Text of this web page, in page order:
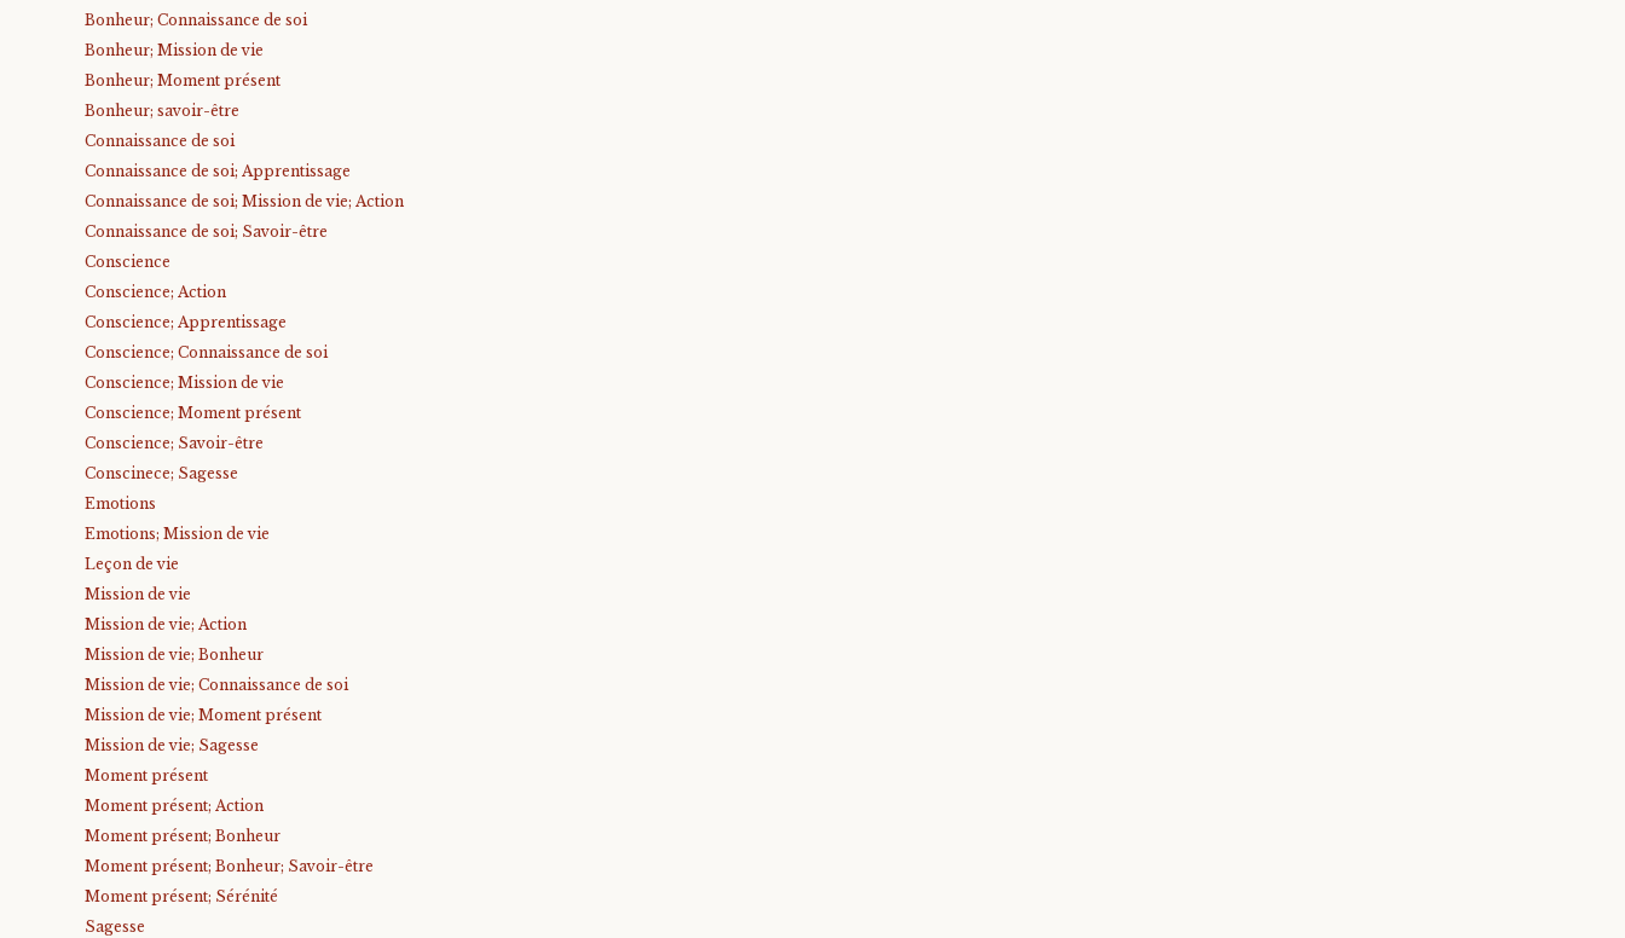
Bonheur; Connaissance de soi
Bonheur; Mission de vie
Bonheur; Moment présent
Bonheur; savoir-être
Connaissance de soi
Connaissance de soi; Apprentissage
Connaissance de soi; Mission de vie; Action
Connaissance de soi; Savoir-être
Conscience
Conscience; Action
Conscience; Apprentissage
Conscience; Connaissance de soi
Conscience; Mission de vie
Conscience; Moment présent
Conscience; Savoir-être
Conscinece; Sagesse
Emotions
Emotions; Mission de vie
Leçon de vie
Mission de vie
Mission de vie; Action
Mission de vie; Bonheur
Mission de vie; Connaissance de soi
Mission de vie; Moment présent
Mission de vie; Sagesse
Moment présent
Moment présent; Action
Moment présent; Bonheur
Moment présent; Bonheur; Savoir-être
Moment présent; Sérénité
Sagesse